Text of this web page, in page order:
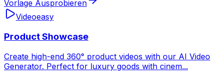
Vorlage Ausprobieren
Videoeasy
Product Showcase
Create high-end 360° product videos with our AI Video
Generator. Perfect for luxury goods with cinem...